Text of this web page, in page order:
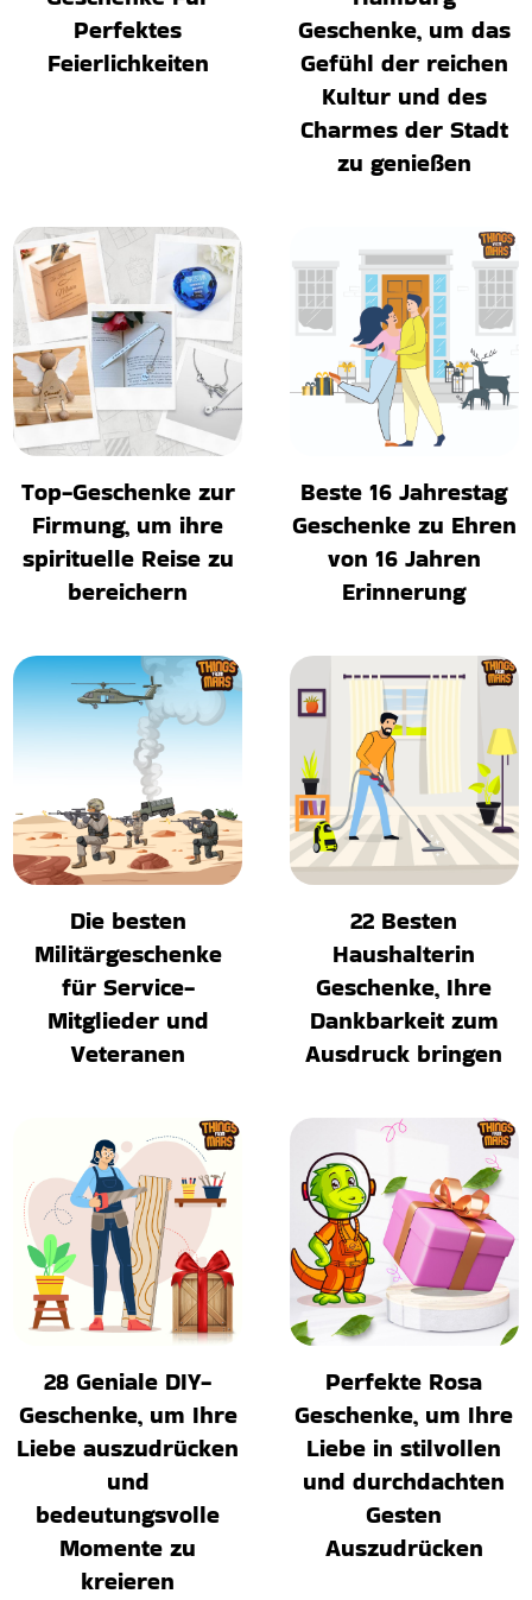
Perfektes
Feierlichkeiten
Geschenke, um das
Gefühl der reichen
Kultur und des
Charmes der Stadt
zu genießen
Top-Geschenke zur
Firmung, um ihre
spirituelle Reise zu
bereichern
Beste 16 Jahrestag
Geschenke zu Ehren
von 16 Jahren
Erinnerung
Die besten
Militärgeschenke
für Service-
Mitglieder und
Veteranen
22 Besten
Haushalterin
Geschenke, Ihre
Dankbarkeit zum
Ausdruck bringen
28 Geniale DIY-
Geschenke, um Ihre
Liebe auszudrücken
und
bedeutungsvolle
Momente zu
kreieren
Perfekte Rosa
Geschenke, um Ihre
Liebe in stilvollen
und durchdachten
Gesten
Auszudrücken